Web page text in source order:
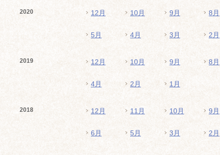
2020 12月 10月 9月 8月
5月 4月 3月 2月
2019 12月 10月 9月 8月
4月 2月 1月
2018 12月 11月 10月 9月
6月 5月 3月 2月